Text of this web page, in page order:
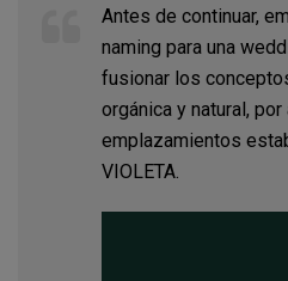
Antes de continuar,
naming para una
fusionar los
orgánica y natural,
emplazamientos
VIOLETA.